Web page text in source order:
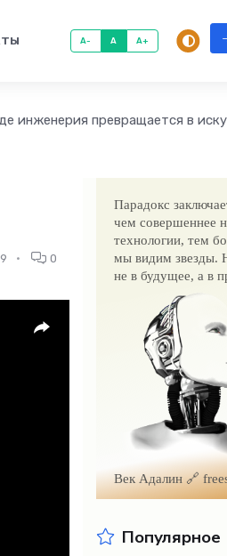
A- A A+
инженерия превращается в
0
Парадокс
чем совершеннее
технологии, тем
мы видим звезды.
не в будущее, а в
Век Адалин 🔗
Популярное